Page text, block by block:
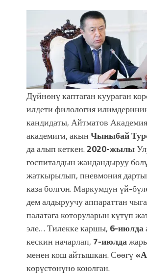
Дүйнөнү каптаган куураган
илдети филология
кандидаты, Айтматов
академиги, акынЧыныбай
да алып кеткен. 2020-жылы
госпиталдын жандандыруу
жаткырылып, пневмония
каза болгон. Маркумдун үй-
дем алдыруучу аппараттан
палатага которуларын күтүп
эле… Тилекке каршы, 6-июлда
кескин начарлап, 7-июлда
менен кош айтышкан. Сөөгү
көрүстөнүнө коюлган.